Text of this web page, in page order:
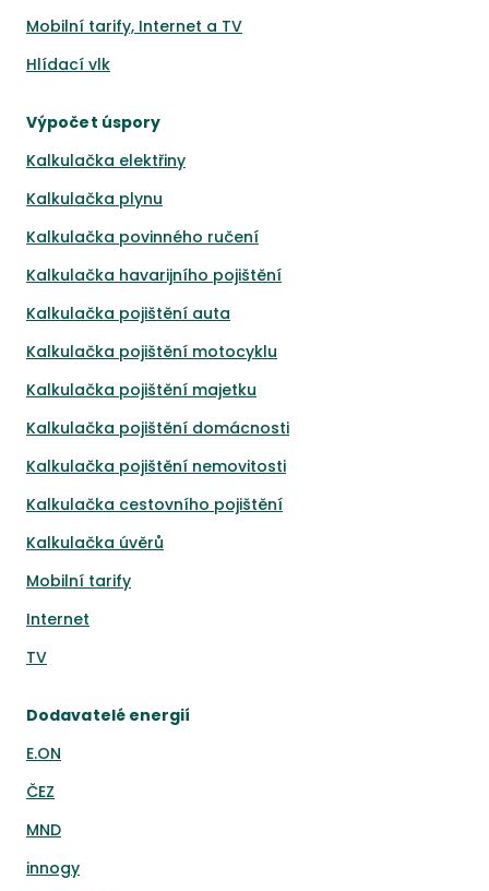
Mobilní tarify, Internet a TV
Hlídací vlk
Výpočet úspory
Kalkulačka elektřiny
Kalkulačka plynu
Kalkulačka povinného ručení
Kalkulačka havarijního pojištění
Kalkulačka pojištění auta
Kalkulačka pojištění motocyklu
Kalkulačka pojištění majetku
Kalkulačka pojištění domácnosti
Kalkulačka pojištění nemovitosti
Kalkulačka cestovního pojištění
Kalkulačka úvěrů
Mobilní tarify
Internet
TV
Dodavatelé energií
E.ON
ČEZ
MND
innogy